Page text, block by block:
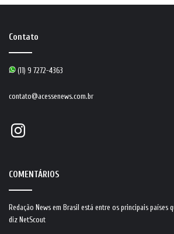
Contato
(11) 9 7272-4363
contato@acessenews.com.br
Instagram
COMENTÁRIOS
Redação News em Brasil está entre os principais países
diz NetScout